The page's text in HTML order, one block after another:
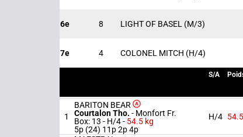
6e 8 LIGHT OF BASEL (M/3)
7e 4 COLONEL MITCH (H/4)
S/A
1
BARITON BEAR
Courtalon Tho. - Monfort Fr.
Box: 13 - H/4 - 54.5 kg
5p (24) 11p 2p 4p
H/4